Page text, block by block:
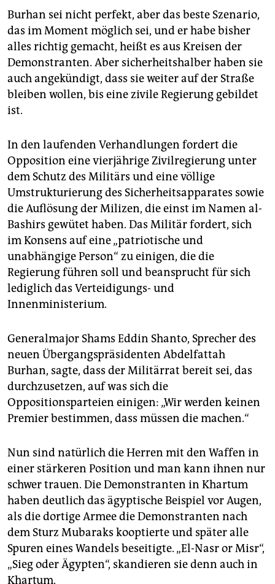
Burhan sei nicht perfekt, aber das beste Szenario,
das im Moment möglich sei, und er habe bisher
alles richtig gemacht, heißt es aus Kreisen der
Demonstranten. Aber sicherheitshalber haben sie
auch angekündigt, dass sie weiter auf der Straße
bleiben wollen, bis eine zivile Regierung gebildet
ist.
In den laufenden Verhandlungen fordert die
Opposition eine vierjährige Zivilregierung unter
dem Schutz des Militärs und eine völlige
Umstrukturierung des Sicherheitsapparates sowie
die Auflösung der Milizen, die einst im Namen al-
Bashirs gewütet haben. Das Militär fordert, sich
im Konsens auf eine „patriotische und
unabhängige Person“ zu einigen, die die
Regierung führen soll und beansprucht für sich
lediglich das Verteidigungs- und
Innenministerium.
Generalmajor Shams Eddin Shanto, Sprecher des
neuen Übergangspräsidenten Abdelfattah
Burhan, sagte, dass der Militärrat bereit sei, das
durchzusetzen, auf was sich die
Oppositionsparteien einigen: „Wir werden keinen
Premier bestimmen, dass müssen die machen.“
Nun sind natürlich die Herren mit den Waffen in
einer stärkeren Position und man kann ihnen nur
schwer trauen. Die Demonstranten in Khartum
haben deutlich das ägyptische Beispiel vor Augen,
als die dortige Armee die Demonstranten nach
dem Sturz Mubaraks kooptierte und später alle
Spuren eines Wandels beseitigte. „El-Nasr or Misr“,
„Sieg oder Ägypten“, skandieren sie denn auch in
Khartum.